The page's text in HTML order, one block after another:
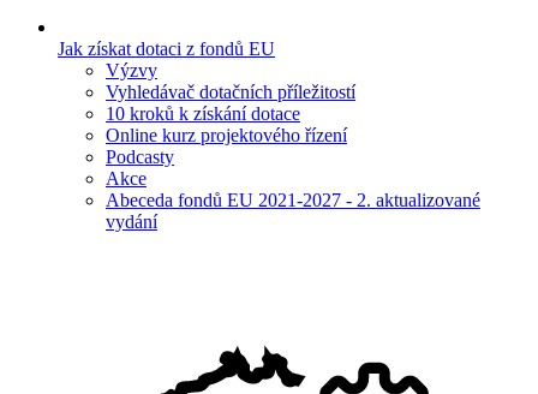
Jak získat dotaci z fondů EU
Výzvy
Vyhledávač dotačních příležitostí
10 kroků k získání dotace
Online kurz projektového řízení
Podcasty
Akce
Abeceda fondů EU 2021-2027 - 2. aktualizované
vydání